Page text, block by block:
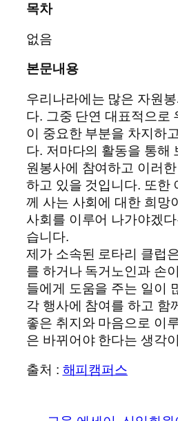
목차
없음
본문내용
우리나라에는 많은 자원
다. 그중 단연 대표적으로
이 중요한 부분을 차지하
다. 저마다의 활동을 통해
원봉사에 참여하고 이러
하고 있을 것입니다. 또한
께 사는 사회에 대한 희망
사회를 이루어 나가야겠
습니다.
제가 소속된 로타리 클럽
를 하거나 독거노인과 손
들에게 도움을 주는 일이
각 행사에 참여를 하고 함
좋은 취지와 마음으로 이
은 바뀌어야 한다는 생각
출처 : 해피캠퍼스